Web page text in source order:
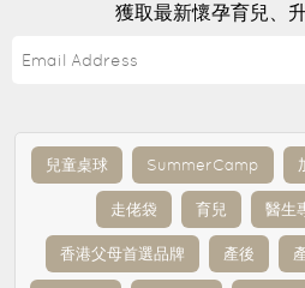
獲取最新懷孕育兒、
兒童桌球 SummerCamp
走佬袋 育兒 醫生
香港父母首選品牌 產後